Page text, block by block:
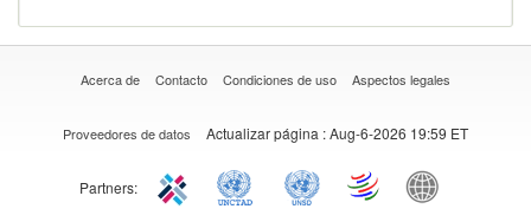
Acerca de Contacto Condiciones de uso Aspectos legales
Proveedores de datos Actualizar página : Aug-6-2026 19:59 ET
Partners: